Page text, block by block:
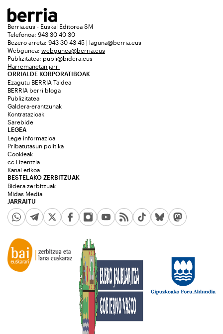
Berria.eus - Euskal Editorea SM
Telefonoa: 943 30 40 30
Bezero arreta: 943 30 43 45 | laguna@berria.eus
Webgunea: webgunea@berria.eus
Publizitatea: publi@bidera.eus
Harremanetan jarri
ORRIALDE KORPORATIBOAK
Ezagutu BERRIA Taldea
BERRIA berri bloga
Publizitatea
Galdera-erantzunak
Kontratazioak
Sarebide
JARRAITU
LEGEA
Lege informazioa
Pribatutasun politika
Cookieak
cc Lizentzia
Kanal etikoa
BESTELAKO ZERBITZUAK
Bidera zerbitzuak
Midas Media